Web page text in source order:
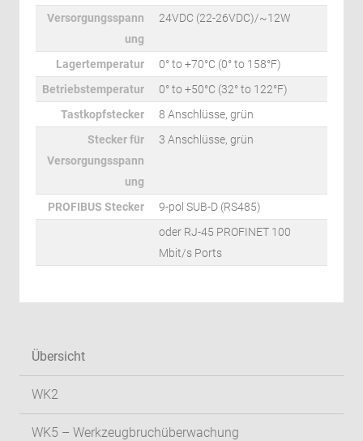
Versorgungsspann
ung
24VDC (22-26VDC)/~12W
Lagertemperatur
0° to +70°C (0° to 158°F)
Betriebstemperatur
0° to +50°C (32° to 122°F)
Tastkopfstecker
8 Anschlüsse, grün
Stecker für
Versorgungsspann
ung
3 Anschlüsse, grün
PROFIBUS Stecker
9-pol SUB-D (RS485)
oder RJ-45 PROFINET 100
Mbit/s Ports
Übersicht
WK2
WK5 – Werkzeugbruchüberwachung